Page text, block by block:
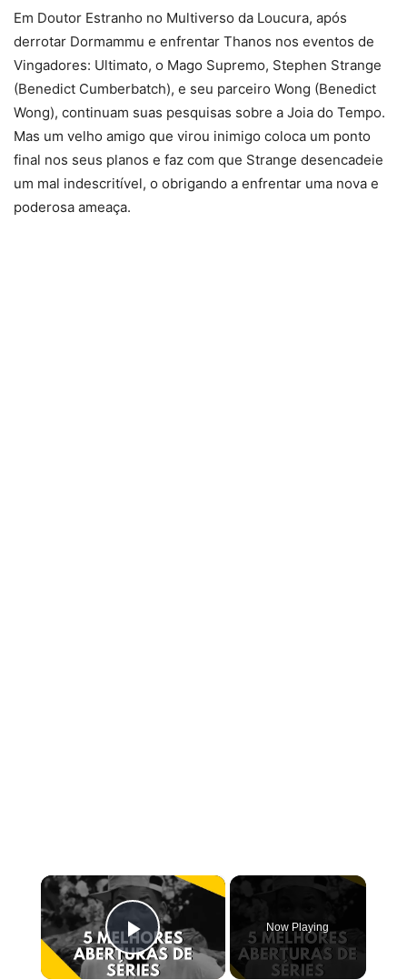
Em Doutor Estranho no Multiverso da Loucura, após
derrotar Dormammu e enfrentar Thanos nos eventos de
Vingadores: Ultimato, o Mago Supremo, Stephen Strange
(Benedict Cumberbatch), e seu parceiro Wong (Benedict
Wong), continuam suas pesquisas sobre a Joia do Tempo.
Mas um velho amigo que virou inimigo coloca um ponto
final nos seus planos e faz com que Strange desencadeie
um mal indescritível, o obrigando a enfrentar uma nova e
poderosa ameaça.
×
Play Video
Now Playing